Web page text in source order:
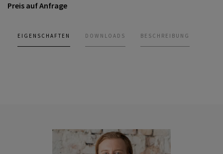
Preis auf Anfrage
EIGENSCHAFTEN DOWNLOADS BESCHREIBUNG